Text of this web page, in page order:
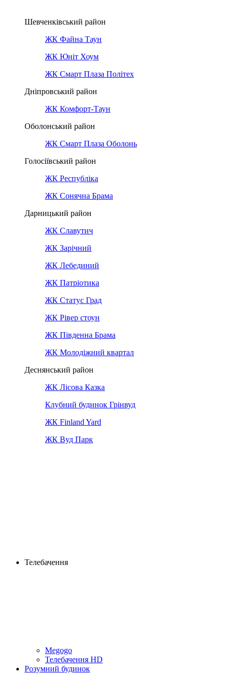
Шевченківський район
ЖК Файна Таун
ЖК Юніт Хоум
ЖК Смарт Плаза Політех
Дніпровський район
ЖК Комфорт-Таун
Оболонський район
ЖК Смарт Плаза Оболонь
Голосіївський район
ЖК Республіка
ЖК Сонячна Брама
Дарницький район
ЖК Славутич
ЖК Зарічний
ЖК Лебединий
ЖК Патріотика
ЖК Статус Град
ЖК Рівер стоун
ЖК Південна Брама
ЖК Молодіжний квартал
Деснянський район
ЖК Лісова Казка
Клубний будинок Грінвуд
ЖК Finland Yard
ЖК Вуд Парк
Телебачення
Megogo
Телебачення HD
Розумний будинок